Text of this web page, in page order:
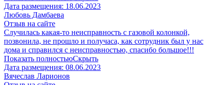
Дата размещения: 18.06.2023
Любовь Дамбаева
Отзыв на сайте
Случилась какая-то неисправность с газовой колонкой,
позвонила, не прошло и получаса, как сотрудник был у нас
дома и справился с неисправностью, спасибо большое!!!
Показать полностьюСкрыть
Дата размещения: 08.06.2023
Вячеслав Ларионов